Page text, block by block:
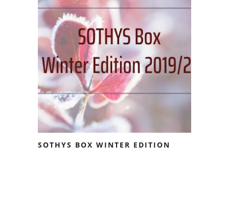
SOTHYS BOX WINTER EDITION